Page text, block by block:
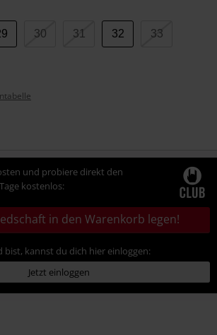
30 31 32 33
und probiere direkt den
kostenlos:
in den Warenkorb legen!
bist, kannst du dich hier einloggen:
Jetzt einloggen